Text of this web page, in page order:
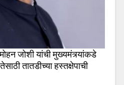
जोशी यांची मुख्यमंत्र्यांकडे
तातडीच्या हस्तक्षेपाची